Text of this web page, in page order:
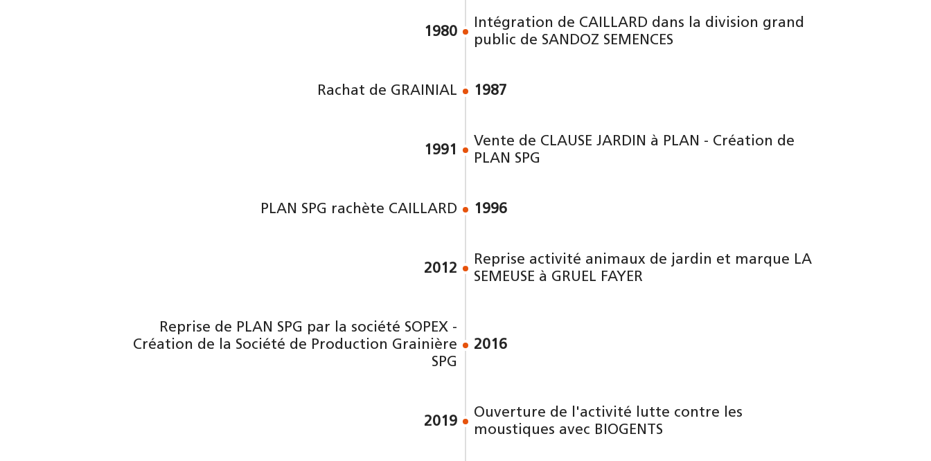
1980
Intégration de CAILLARD dans la division grand
public de SANDOZ SEMENCES
Rachat de GRAINIAL 1987
1991
Vente de CLAUSE JARDIN à PLAN - Création de
PLAN SPG
PLAN SPG rachète CAILLARD 1996
2012
Reprise activité animaux de jardin et marque LA
SEMEUSE à GRUEL FAYER
Reprise de PLAN SPG par la société SOPEX -
Création de la Société de Production Grainière
SPG
2016
2019
Ouverture de l'activité lutte contre les
moustiques avec BIOGENTS